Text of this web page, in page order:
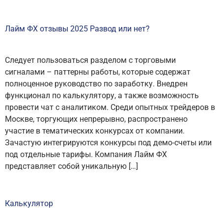
Лайм ФХ отзывы 2025 Развод или нет?
Следует пользоваться разделом с торговыми
сигналами – паттерны работы, которые содержат
полноценное руководство по заработку. Внедрен
функционал по калькулятору, а также возможность
провести чат с аналитиком. Среди опытных трейдеров в
Москве, торгующих непрерывно, распространено
участие в тематических конкурсах от компании.
Зачастую интегрируются конкурсы под демо-счеты или
под отдельные тарифы. Компания Лайм ФХ
представляет собой уникальную […]
Калькулятор